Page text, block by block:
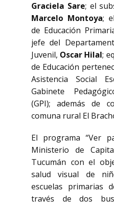
Graciela Sare; el
Marcelo Montoya;
de Educación
jefe del
Juvenil, Oscar Hilal;
de Educación
Asistencia Social
Gabinete
(GPI); además de
comuna rural El
El programa “Ver
Ministerio de
Tucumán con el
salud visual de
escuelas primarias
través de dos